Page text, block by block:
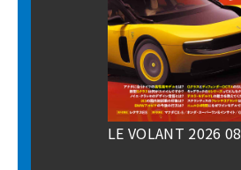
LE VOLANT 2026 08